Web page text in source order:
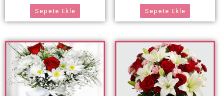
Sepete Ekle Sepete Ekle